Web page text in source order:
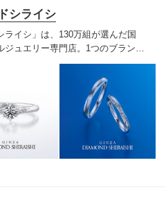
シライシ
ライシ」は、130万組が選んだ国
ジュエリー専門店。1つのブランド
種類以上の豊富なデザインを取り
う」と「好き」を同時に叶えた満
をご提案しています。多くのお客
る、一生身に着けるための指輪
アフターサービスをぜひ一度店